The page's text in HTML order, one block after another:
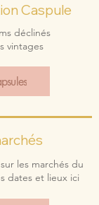
Caspule
déclinés
vintages
les marchés du
dates et lieux ici